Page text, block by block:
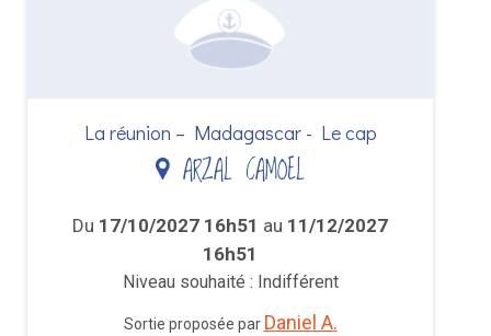
La réunion – Madagascar - Le cap
ARZAL CAMOEL
Du 17/10/2027 16h51 au 11/12/2027
16h51
Niveau souhaité : Indifférent
Sortie proposée par Daniel A.